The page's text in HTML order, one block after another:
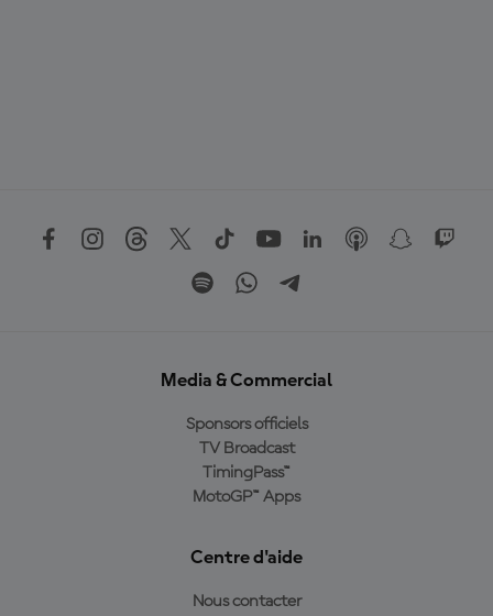
Media & Commercial
Sponsors officiels
TV Broadcast
TimingPass™
MotoGP™ Apps
Centre d'aide
Nous contacter